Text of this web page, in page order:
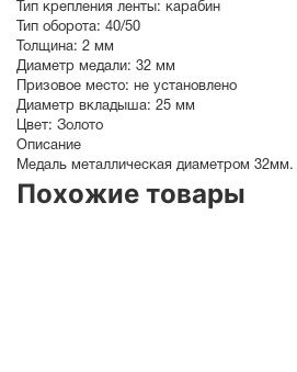
Тип крепления ленты: карабин
Тип оборота: 40/50
Толщина: 2 мм
Диаметр медали: 32 мм
Призовое место: не установлено
Диаметр вкладыша: 25 мм
Цвет: Золото
Описание
Медаль металлическая диаметром 32мм.
Похожие товары